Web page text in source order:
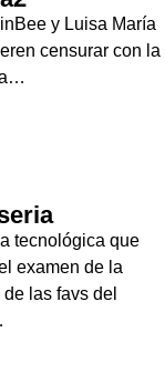
y Luisa María
censurar con la
tecnológica que
examen de la
las favs del